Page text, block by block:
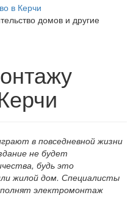
в Керчи
домов и другие
в повседневной жизни
не будет
будь это
жилой дом. Специалисты
электромонтаж